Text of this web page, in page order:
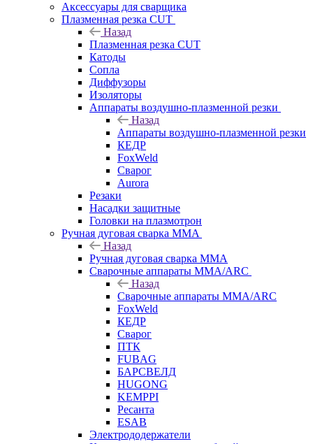
Аксессуары для сварщика
Плазменная резка CUT
Назад
Плазменная резка CUT
Катоды
Сопла
Диффузоры
Изоляторы
Аппараты воздушно-плазменной резки
Назад
Аппараты воздушно-плазменной резки
КЕДР
FoxWeld
Сварог
Aurora
Резаки
Насадки защитные
Головки на плазмотрон
Ручная дуговая сварка MMA
Назад
Ручная дуговая сварка MMA
Сварочные аппараты MMA/ARC
Назад
Сварочные аппараты MMA/ARC
FoxWeld
КЕДР
Сварог
ПТК
FUBAG
БАРСВЕЛД
HUGONG
KEMPPI
Ресанта
ESAB
Электрододержатели